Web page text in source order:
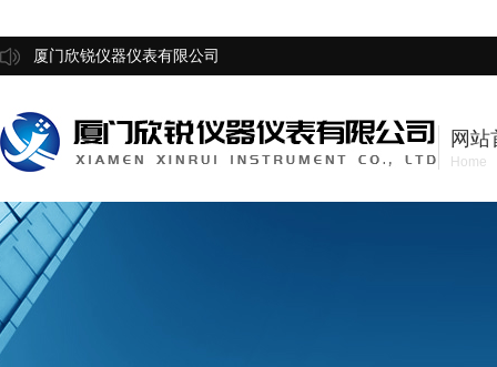
厦门欣锐仪器仪表有限公司
网站
Home